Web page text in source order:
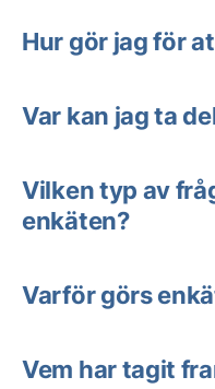
Hur gör jag för
Var kan jag ta
Vilken typ av
enkäten?
Varför görs
Vem har tagit